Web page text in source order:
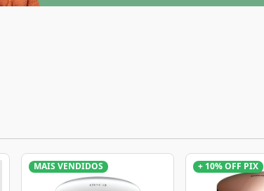
MAIS VENDIDOS + 10% OFF PIX